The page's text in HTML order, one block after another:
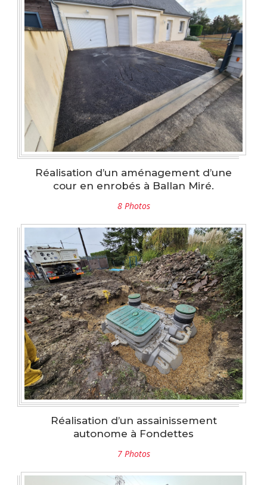
Réalisation d’un aménagement d’une
cour en enrobés à Ballan Miré.
8 Photos
Réalisation d’un assainissement
autonome à Fondettes
7 Photos